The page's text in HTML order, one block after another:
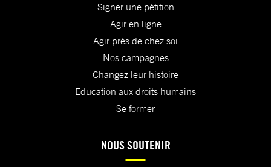
Signer une pétition
Agir en ligne
Agir près de chez soi
Nos campagnes
Changez leur histoire
Education aux droits humains
Se former
NOUS SOUTENIR